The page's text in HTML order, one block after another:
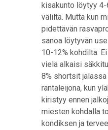
kisakunto löytyy
väliltä. Mutta kun
pidettävän
sanoa löytyvän
10-12% kohdilta.
vielä alkaisi
8% shortsit jalassa
rantaleijona, kun
kiristyy ennen
miesten kohdalla
kondiksen ja